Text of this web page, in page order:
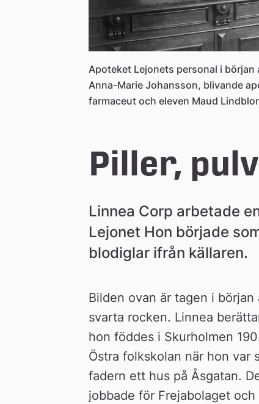
Apoteket Lejonets personal i början
Anna-Marie Johansson, blivande
farmaceut och eleven Maud
Piller,
Linnea Corp arbetade
Lejonet Hon började
blodiglar ifrån källaren.
Bilden ovan är tagen i
svarta rocken. Linnea
hon föddes i Skurholmen
Östra folkskolan när hon var
fadern ett hus på Åsgatan.
jobbade för Frejabolaget